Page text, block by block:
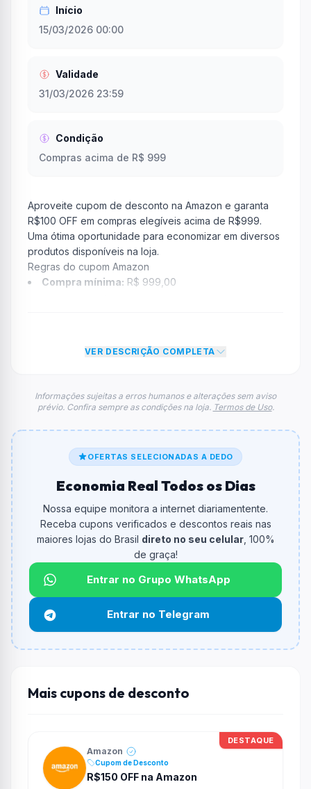
Início
15/03/2026 00:00
Validade
31/03/2026 23:59
Condição
Compras acima de R$ 999
Aproveite cupom de desconto na Amazon e garanta
R$100 OFF em compras elegíveis acima de R$999.
Uma ótima oportunidade para economizar em diversos
produtos disponíveis na loja.
Regras do cupom Amazon
Compra mínima: R$ 999,00
informações sobre restrição de teto máximo para esse
cupom.
O código éVAMOBORA.
De quanto é o desconto?
Qual é o valor minimo de compra?
O valor minimo de compra é R$ 999,00.
Qual é o desconto máximo?
Não informado ou sem limite.
Funciona em qualquer produto?
Não necessariamente. Depende de itens participantes
e alguns vendedores ou produtos especificos podem
VER DESCRIÇÃO COMPLETA
Informações sujeitas a erros humanos e alterações sem aviso
prévio. Confira sempre as condições na loja. Termos de Uso.
OFERTAS SELECIONADAS A DEDO
Economia Real Todos os Dias
Nossa equipe monitora a internet diariamentente.
Receba cupons verificados e descontos reais nas
maiores lojas do Brasil direto no seu celular, 100%
de graça!
Entrar no Grupo WhatsApp
Entrar no Telegram
Mais cupons de desconto
DESTAQUE
Amazon
Cupom de Desconto
R$150 OFF na Amazon